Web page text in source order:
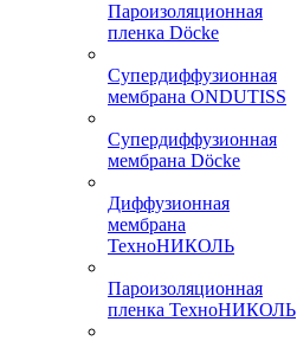
Пароизоляционная
пленка Döcke
Супердиффузионная
мембрана ONDUTISS
Супердиффузионная
мембрана Döcke
Диффузионная
мембрана
ТехноНИКОЛЬ
Пароизоляционная
пленка ТехноНИКОЛЬ